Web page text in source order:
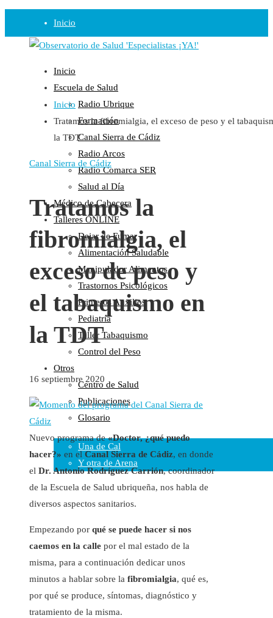
Inicio
Observatorio
Opinión
Radio
Guadalinfo Salud
Radio Guadalete
COPE Pontevedra
Salud en Radio Ubrique
Salud en Verano
Plataforma
Manifiestos
Comunicados
En nuestra Web
Colaboraciones
Cartas al Director
Medios de Comunicación
Otros
Vídeos
Cara Oscura Sanidad
Humor
Cal y Arena
Una de Cal
Y otra de Arena
Noticias Sanitarias
Inicio
Escuela de Salud
Radio Ubrique
Formación
Canal Sierra de Cádiz
Radio Arcos
Radio Comarca SER
Salud al Día
Médico de Cabecera
Talleres ONLINE
Dejar de Fumar
Alimentación Saludable
Manipulador Alimentos
Trastornos Psicológicos
Primeros Auxilios
Pediatría
Taller Tabaquismo
Control del Peso
Otros
Centro de Salud
Publicaciones
Glosario
Inicio
Tratamos la fibromialgia, el exceso de peso y el
la TDT
Canal Sierra de Cádiz
Tratamos la
fibromialgia, el
exceso de peso y
el tabaquismo en
la TDT
16 septiembre 2020
Nuevo programa de«Doctor, ¿qué puedo
hacer?» en el Canal Sierra de Cádiz, en donde
el Dr. Antonio Rodríguez Carrión, coordinador
de la Escuela de Salud ubriqueña, nos habla de
diversos aspectos sanitarios.
Empezando por qué se puede hacer si nos
caemos en la calle por el mal estado de la
misma, para a continuación dedicar unos
minutos a hablar sobre la fibromialgia, qué es,
por qué se produce, síntomas, diagnóstico y
tratamiento de la misma.